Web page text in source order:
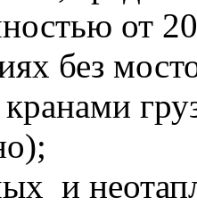
от
без
и